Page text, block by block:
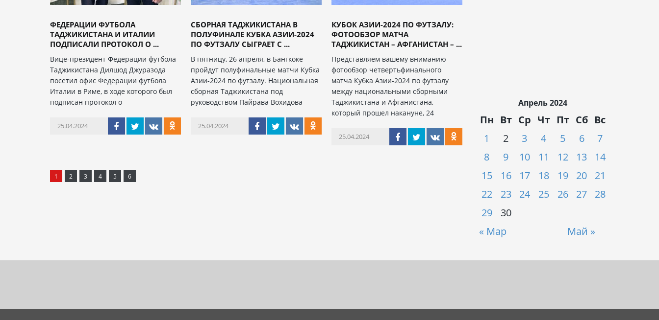
ФЕДЕРАЦИИ ФУТБОЛА
ТАДЖИКИСТАНА И ИТАЛИИ
ПОДПИСАЛИ ПРОТОКОЛ О ...
Вице-президент Федерации футбола
Таджикистана Дилшод Джуразода
посетил офис Федерации футбола
Италии в Риме, в ходе которого был
подписан протокол о
25.04.2024
СБОРНАЯ ТАДЖИКИСТАНА В
ПОЛУФИНАЛЕ КУБКА АЗИИ-2024
ПО ФУТЗАЛУ СЫГРАЕТ С ...
В пятницу, 26 апреля, в Бангкоке
пройдут полуфинальные матчи Кубка
Азии-2024 по футзалу. Национальная
сборная Таджикистана под
руководством Пайрава Вохидова
25.04.2024
КУБОК АЗИИ-2024 ПО ФУТЗАЛУ:
ФОТООБЗОР МАТЧА
ТАДЖИКИСТАН – АФГАНИСТАН – ...
Представляем вашему вниманию
фотообзор четвертьфинального
матча Кубка Азии-2024 по футзалу
между национальными сборными
Таджикистана и Афганистана,
который прошел накануне, 24
25.04.2024
1 2 3 4 5 6
Апрель 2024
Пн Вт Ср Чт Пт Сб Вс
« Мар Май »
1 2 3 4 5 6
7
8
9 10 11 12 13
14
15
16 17 18 19 20
21
22
23 24 25 26 27
28
29
30